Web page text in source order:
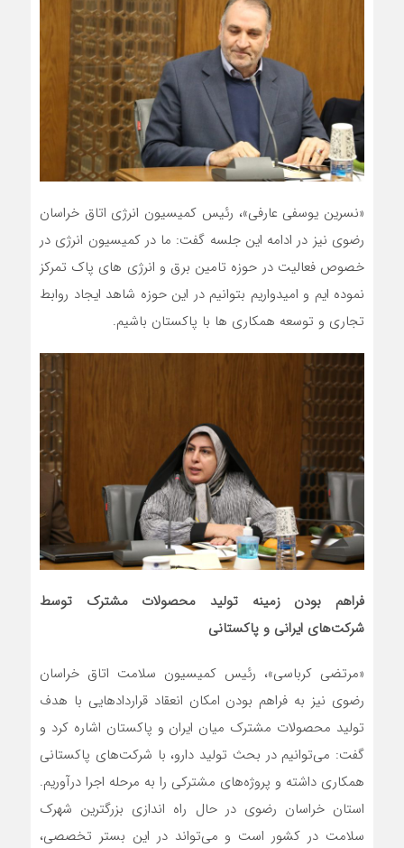
«نسرین یوسفی عارفی»، رئیس کمیسیون انرژی اتاق خراسان
رضوی نیز در ادامه این جلسه گفت: ما در کمیسیون انرژی در
خصوص فعالیت در حوزه تامین برق و انرژی های پاک تمرکز
نموده ایم و امیدواریم بتوانیم در این حوزه شاهد ایجاد روابط
تجاری و توسعه همکاری ها با پاکستان باشیم.
فراهم بودن زمینه تولید محصولات مشترک توسط
شرکت‌های ایرانی و پاکستانی
«مرتضی کرباسی»، رئیس کمیسیون سلامت اتاق خراسان
رضوی نیز به فراهم بودن امکان انعقاد قراردادهایی با هدف
تولید محصولات مشترک میان ایران و پاکستان اشاره کرد و
گفت: می‌توانیم در بحث تولید دارو، با شرکت‌های پاکستانی
همکاری داشته و پروژه‌های مشترکی را به مرحله اجرا درآوریم.
استان خراسان رضوی در حال راه اندازی بزرگترین شهرک
سلامت در کشور است و می‌تواند در این بستر تخصصی،